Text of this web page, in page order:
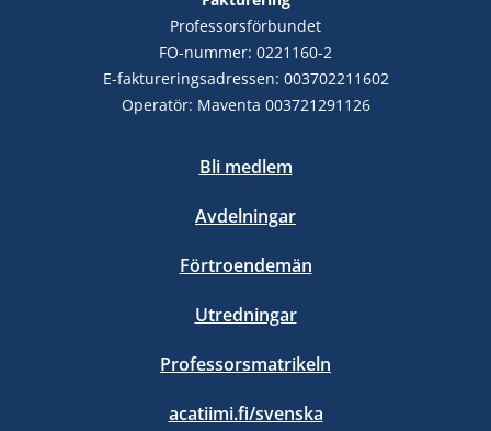
Professorsförbundet
FO-nummer: 0221160-2
E-faktureringsadressen: 003702211602
Operatör: Maventa 003721291126
Bli medlem
Avdelningar
Förtroendemän
Utredningar
Professorsmatrikeln
acatiimi.fi/svenska